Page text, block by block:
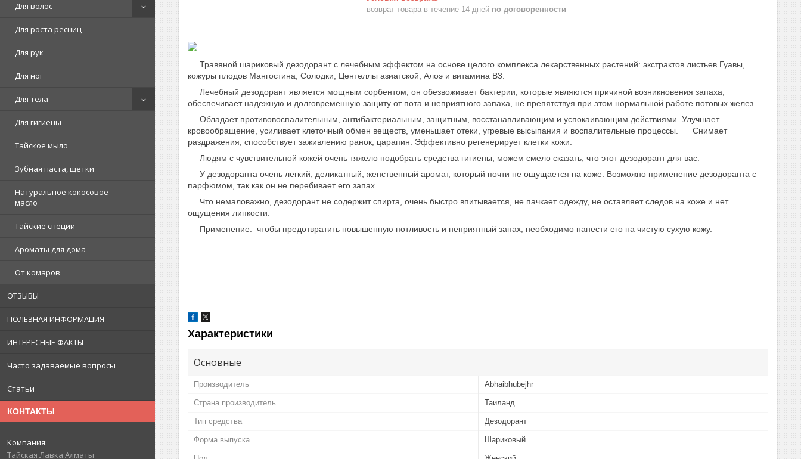
Для волос
Для роста ресниц
Для рук
Для ног
Для тела
Для гигиены
Тайское мыло
Зубная паста, щетки
Натуральное кокосовое
масло
Тайские специи
Ароматы для дома
От комаров
ОТЗЫВЫ
ПОЛЕЗНАЯ ИНФОРМАЦИЯ
ИНТЕРЕСНЫЕ ФАКТЫ
Часто задаваемые вопросы
Статьи
КОНТАКТЫ
Тайская Лавка Алматы
возврат товара в течение 14 дней по договоренности
Травяной шариковый дезодорант с лечебным эффектом на основе целого комплекса лекарственных растений: экстрактов листьев Гуавы,
кожуры плодов Мангостина, Солодки, Центеллы азиатской, Алоэ и витамина В3.
Лечебный дезодорант является мощным сорбентом, он обезвоживает бактерии, которые являются причиной возникновения запаха,
обеспечивает надежную и долговременную защиту от пота и неприятного запаха, не препятствуя при этом нормальной работе потовых желез.
Обладает противовоспалительным, антибактериальным, защитным, восстанавливающим и успокаивающим действиями. Улучшает
кровообращение, усиливает клеточный обмен веществ, уменьшает отеки, угревые высыпания и воспалительные процессы. Снимает
раздражения, способствует заживлению ранок, царапин. Эффективно регенерирует клетки кожи.
Людям с чувствительной кожей очень тяжело подобрать средства гигиены, можем смело сказать, что этот дезодорант для вас.
У дезодоранта очень легкий, деликатный, женственный аромат, который почти не ощущается на коже. Возможно применение дезодоранта с
парфюмом, так как он не перебивает его запах.
Что немаловажно, дезодорант не содержит спирта, очень быстро впитывается, не пачкает одежду, не оставляет следов на коже и нет
ощущения липкости.
Применение: чтобы предотвратить повышенную потливость и неприятный запах, необходимо нанести его на чистую сухую кожу.
Характеристики
Основные
Производитель Abhaibhubejhr
Страна производитель Таиланд
Тип средства Дезодорант
Форма выпуска Шариковый